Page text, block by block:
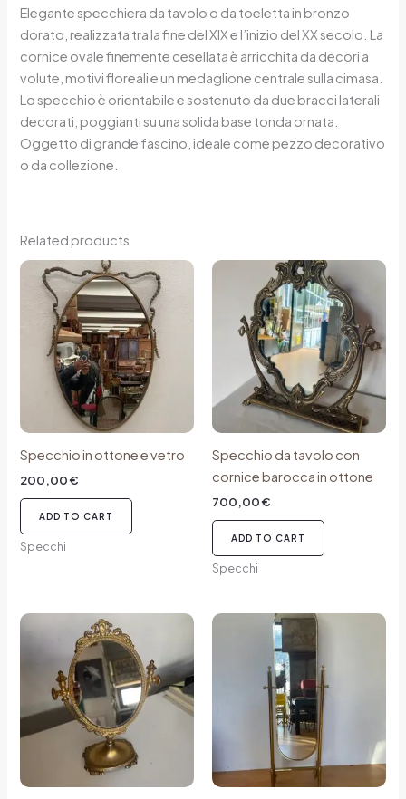
Elegante specchiera da tavolo o da toeletta in bronzo
dorato, realizzata tra la fine del XIX e l’inizio del XX secolo. La
cornice ovale finemente cesellata è arricchita da decori a
volute, motivi floreali e un medaglione centrale sulla cimasa.
Lo specchio è orientabile e sostenuto da due bracci laterali
decorati, poggianti su una solida base tonda ornata.
Oggetto di grande fascino, ideale come pezzo decorativo
o da collezione.
Related products
Specchio in ottone e vetro
200,00€
ADD TO CART
Specchi
Specchio da tavolo con
cornice barocca in ottone
700,00€
ADD TO CART
Specchi